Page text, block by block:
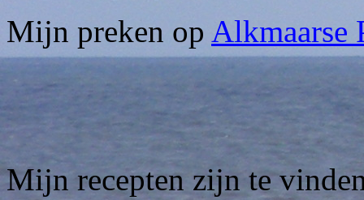
Mijn preken op Alkmaarse
Mijn recepten zijn te